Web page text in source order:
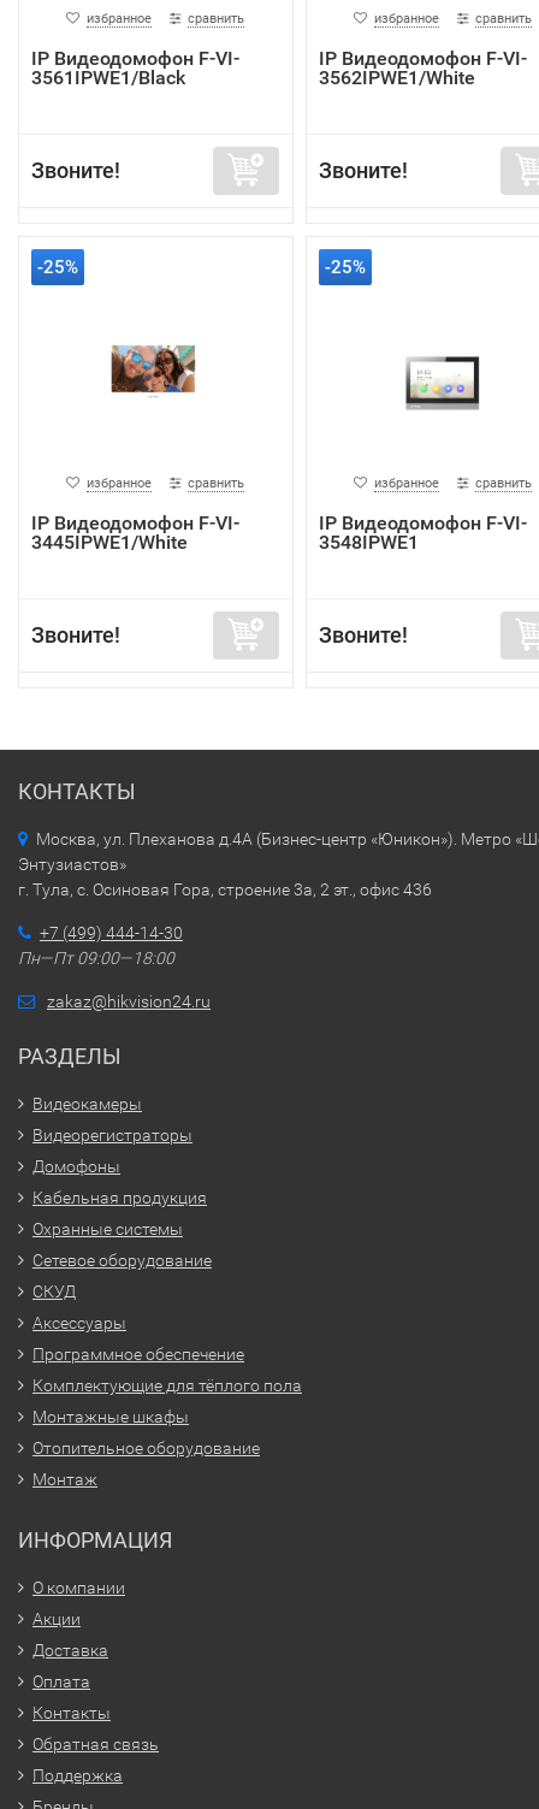
избранное сравнить
IP Видеодомофон F-VI-
3561IPWE1/Black
Звоните!
избранное сравнить
IP Видеодомофон F-VI-
3562IPWE1/White
Звоните!
-25%
избранное сравнить
IP Видеодомофон F-VI-
3445IPWE1/White
Звоните!
-25%
избранное сравнить
IP Видеодомофон F-VI-
3548IPWE1
Звоните!
КОНТАКТЫ
Москва, ул. Плеханова д.4А (Бизнес-центр «Юникон»). Метро
Энтузиастов»
г. Тула, с. Осиновая Гора, строение 3а, 2 эт., офис 436
+7 (499) 444-14-30
Пн—Пт 09:00—18:00
zakaz@hikvision24.ru
РАЗДЕЛЫ
Видеокамеры
Видеорегистраторы
Домофоны
Кабельная продукция
Охранные системы
Сетевое оборудование
СКУД
Аксессуары
Программное обеспечение
Комплектующие для тёплого пола
Монтажные шкафы
Отопительное оборудование
Монтаж
ИНФОРМАЦИЯ
О компании
Акции
Доставка
Оплата
Контакты
Обратная связь
Поддержка